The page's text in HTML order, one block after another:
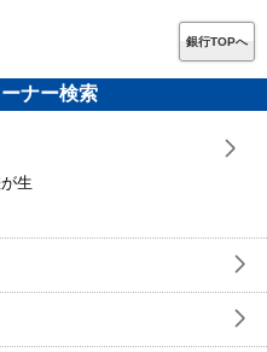
銀行TOPへ
ナー検索
生